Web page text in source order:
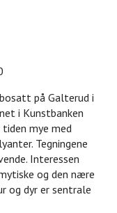
på Galterud i
i Kunstbanken
mye med
Tegningene
Interessen
og den nære
og dyr er sentrale